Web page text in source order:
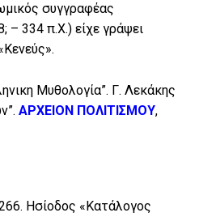
συγγραφέας
– 334 π.Χ.) είχε γράψει
Μυθολογία”. Γ. Λεκάκης
ΑΡΧΕΙΟΝ ΠΟΛΙΤΙΣΜΟΥ,
Ησίοδος «Κατάλογος